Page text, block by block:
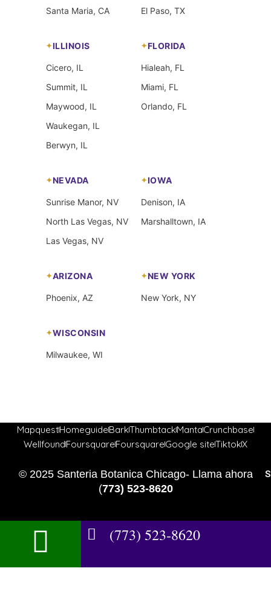
Santa Maria, CA
El Paso, TX
ILLINOIS
Cicero, IL
Summit, IL
Maywood, IL
Waukegan, IL
Berwyn, IL
FLORIDA
Hialeah, FL
Miami, FL
Orlando, FL
NEVADA
Sunrise Manor, NV
North Las Vegas, NV
Las Vegas, NV
IOWA
Denison, IA
Marshalltown, IA
ARIZONA
Phoenix, AZ
NEW YORK
New York, NY
WISCONSIN
Milwaukee, WI
MapquestHomeguideBarkThumbtackMantaCrunchbase
WellfoundFoursquareFoursquareGoogle siteTiktokX
© 2025 Santeria Botanica Chicago- Llama ahora
(773) 523-8620
(773) 523-8620